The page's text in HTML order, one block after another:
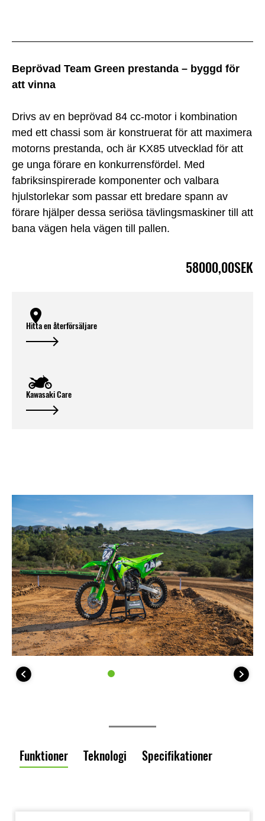
Beprövad Team Green prestanda – byggd för
att vinna
Drivs av en beprövad 84 cc-motor i kombination
med ett chassi som är konstruerat för att maximera
motorns prestanda, och är KX85 utvecklad för att
ge unga förare en konkurrensfördel. Med
fabriksinspirerade komponenter och valbara
hjulstorlekar som passar ett bredare spann av
förare hjälper dessa seriösa tävlingsmaskiner till att
bana vägen hela vägen till pallen.
58000,00SEK
Hitta en återförsäljare
Kawasaki Care
Funktioner Teknologi Specifikationer